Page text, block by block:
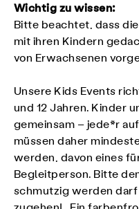
Wichtig zu wissen:
Bitte beachtet, dass
mit ihren Kindern
von Erwachsenen
Unsere Kids Events
und 12 Jahren. Kinder
gemeinsam – jede*r
müssen daher
werden, davon eines
Begleitperson. Bitte
schmutzig werden darf